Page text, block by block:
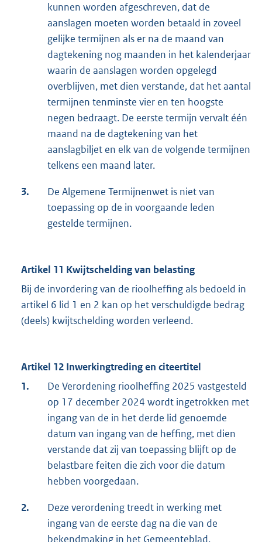
kunnen worden afgeschreven, dat de
aanslagen moeten worden betaald in zoveel
gelijke termijnen als er na de maand van
dagtekening nog maanden in het kalenderjaar
waarin de aanslagen worden opgelegd
overblijven, met dien verstande, dat het aantal
termijnen tenminste vier en ten hoogste
negen bedraagt. De eerste termijn vervalt één
maand na de dagtekening van het
aanslagbiljet en elk van de volgende termijnen
telkens een maand later.
3.
De Algemene Termijnenwet is niet van
toepassing op de in voorgaande leden
gestelde termijnen.
Artikel 11 Kwijtschelding van belasting
Bij de invordering van de rioolheffing als bedoeld in
artikel 6 lid 1 en 2 kan op het verschuldigde bedrag
(deels) kwijtschelding worden verleend.
Artikel 12 Inwerkingtreding en citeertitel
1.
De Verordening rioolheffing 2025 vastgesteld
op 17 december 2024 wordt ingetrokken met
ingang van de in het derde lid genoemde
datum van ingang van de heffing, met dien
verstande dat zij van toepassing blijft op de
belastbare feiten die zich voor die datum
hebben voorgedaan.
2.
Deze verordening treedt in werking met
ingang van de eerste dag na die van de
bekendmaking in het Gemeenteblad.